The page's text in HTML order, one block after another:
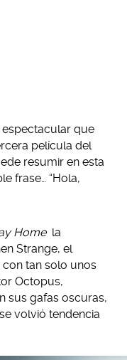
que
película del
resumir en esta
frase… “Hola,
Home la
Strange, el
tan solo unos
Octopus,
sus gafas oscuras,
volvió tendencia